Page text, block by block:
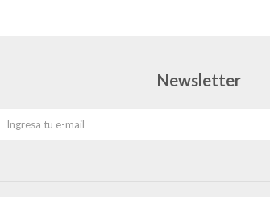
Newsletter